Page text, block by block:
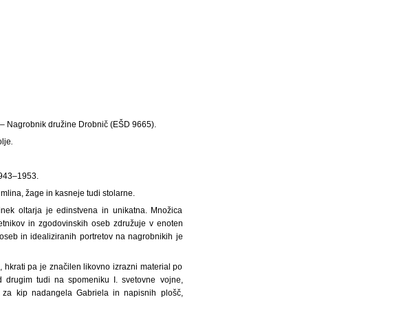
Nagrobnik družine Drobnič (EŠD 9665).
.
žage in kasneje tudi stolarne.
oltarja je edinstvena in unikatna. Množica
in zgodovinskih oseb združuje v enoten
in idealiziranih portretov na nagrobnikih je
pa je značilen likovno izrazni material po
drugim tudi na spomeniku I. svetovne vojne,
kip nadangela Gabriela in napisnih plošč,